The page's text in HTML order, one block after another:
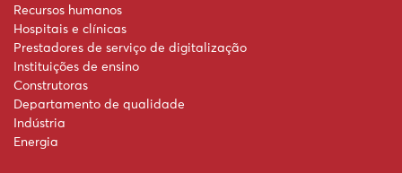
Recursos humanos
Hospitais e clínicas
Prestadores de serviço de digitalização
Instituições de ensino
Construtoras
Departamento de qualidade
Indústria
Energia